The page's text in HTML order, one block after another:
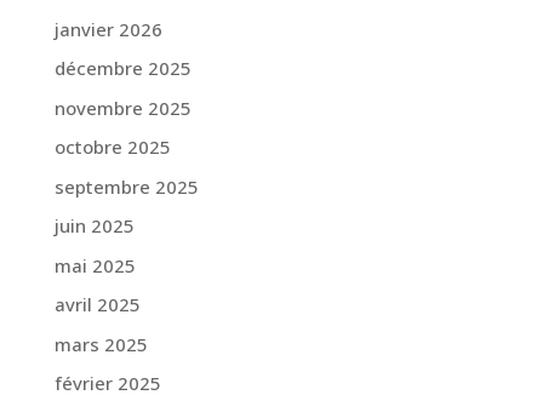
janvier 2026
décembre 2025
novembre 2025
octobre 2025
septembre 2025
juin 2025
mai 2025
avril 2025
mars 2025
février 2025